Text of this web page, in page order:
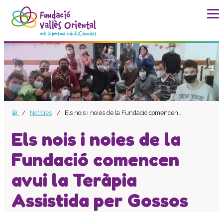
La fundació
Història
Missió, visió i valors
Distincions i entitats
Model de qualitat
Revista Batec
Memòries
Documents
Transparència
Carta de serveis
Pla estratègic
Notícies Els nois i noies de la Fundació comencen...
Els nois i noies de la
Fundació comencen
avui la Teràpia
Assistida per Gossos